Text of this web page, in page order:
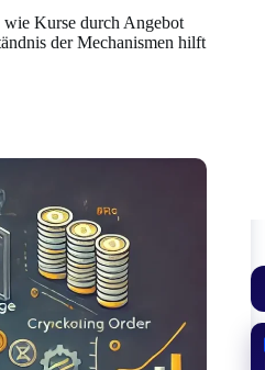
Kurse durch Angebot
der Mechanismen hilft